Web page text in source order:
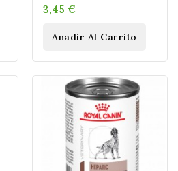
3,45 €
Añadir Al Carrito